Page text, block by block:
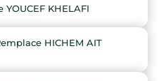
YOUCEF KHELAFI
HICHEM AIT